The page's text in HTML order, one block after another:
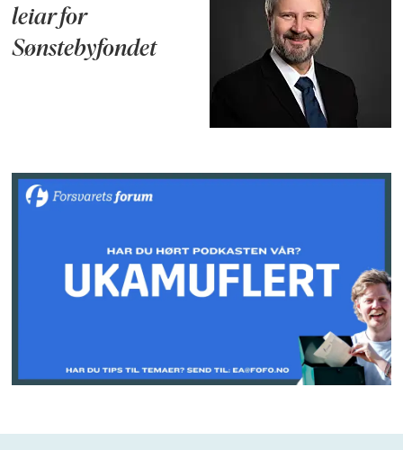
leiar for
Sønstebyfondet